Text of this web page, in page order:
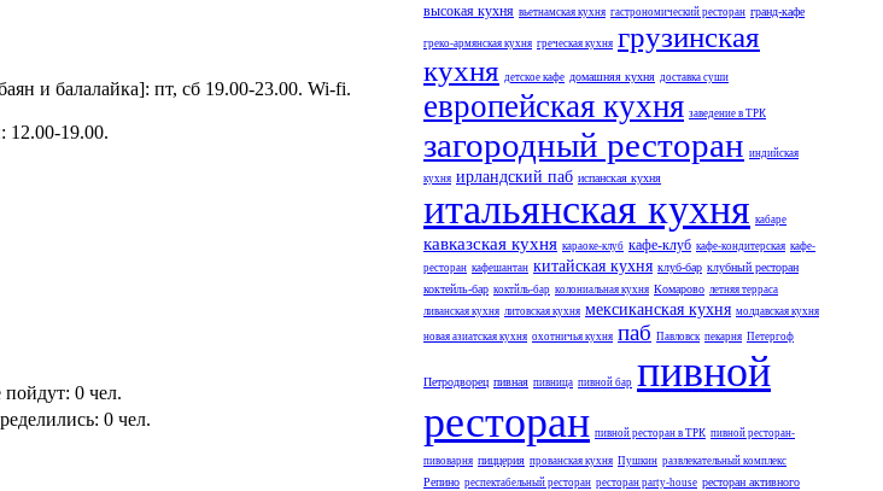
и балалайка]: пт, сб 19.00-23.00. Wi-fi.
12.00-19.00.
пойдут: 0 чел.
0 чел.
высокая кухня вьетнамская кухня гастрономический ресторан гранд-кафе
греко-армянская кухня греческая кухня грузинская
кухня детское кафе домашняя кухня доставка суши
европейская кухня заведение в ТРК
загородный ресторан индийская
кухня ирландский паб испанская кухня
итальянская кухня кабаре
кавказская кухня караоке-клуб кафе-клуб кафе-кондитерская кафе-
ресторан кафешантан китайская кухня клуб-бар клубный ресторан
коктейль-бар коктйль-бар колониальная кухня Комарово летняя терраса
ливанская кухня литовская кухня мексиканская кухня молдавская кухня
новая азиатская кухня охотничья кухня паб Павловск пекарня Петергоф
Петродворец пивная пивница пивной бар пивной
ресторан пивной ресторан в ТРК пивной ресторан-
пивоварня пиццерия прованская кухня Пушкин развлекательный комплекс
Репино респектабельный ресторан ресторан party-house ресторан активного